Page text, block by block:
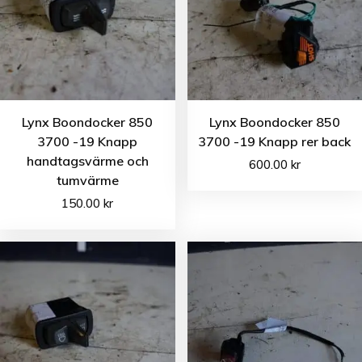
Lynx Boondocker 850
3700 -19 Knapp
handtagsvärme och
tumvärme
150.00kr
Lynx Boondocker 850
3700 -19 Knapp rer back
600.00 kr